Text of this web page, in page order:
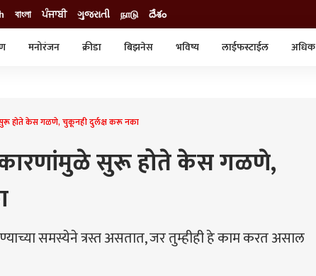
বাংলা ਪੰਜਾਬੀ ગુજરાતી நாடு దేశం
मनोरंजन क्रीडा बिझनेस भविष्य लाईफस्टाईल
अधिक
सुरू होते केस गळणे, चुकूनही दुर्लक्ष करू नका
कारणांमुळे सुरू होते केस गळणे,
समस्येने त्रस्त असतात, जर तुम्हीही हे काम करत असाल